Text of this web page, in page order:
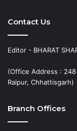
Contact Us
Editor - BHARAT
(Office Address :
Raipur, Chhattisgarh)
Branch Offices